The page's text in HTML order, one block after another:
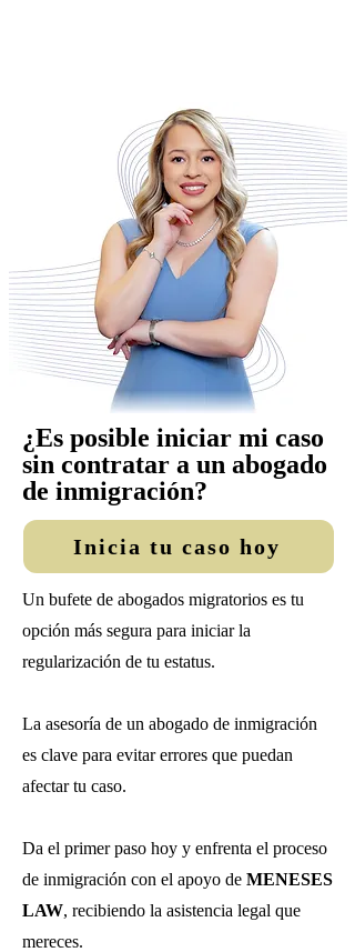
¿Es posible iniciar mi caso
sin contratar a un abogado
de inmigración?
Inicia tu caso hoy
Un bufete de abogados migratorios es tu
opción más segura para iniciar la
regularización de tu estatus.
La asesoría de un abogado de inmigración
es clave para evitar errores que puedan
afectar tu caso.
Da el primer paso hoy y enfrenta el proceso
de inmigración con el apoyo de MENESES
LAW, recibiendo la asistencia legal que
mereces.